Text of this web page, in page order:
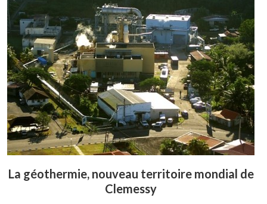
La géothermie, nouveau territoire mondial de
Clemessy